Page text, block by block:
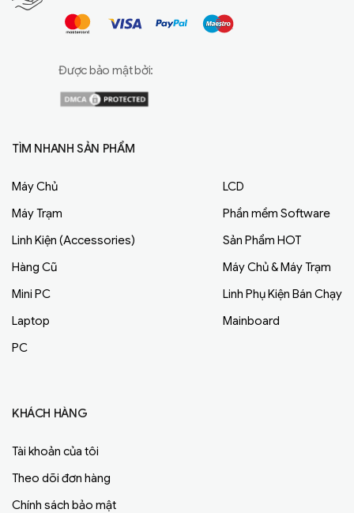
Được bảo mật bởi:
TÌM NHANH SẢN PHẨM
Máy Chủ
Máy Trạm
Linh Kiện (Accessories)
Hàng Cũ
Mini PC
Laptop
PC
LCD
Phần mềm Software
Sản Phẩm HOT
Máy Chủ & Máy Trạm
Linh Phụ Kiện Bán Chạy
Mainboard
KHÁCH HÀNG
Tài khoản của tôi
Theo dõi đơn hàng
Chính sách bảo mật